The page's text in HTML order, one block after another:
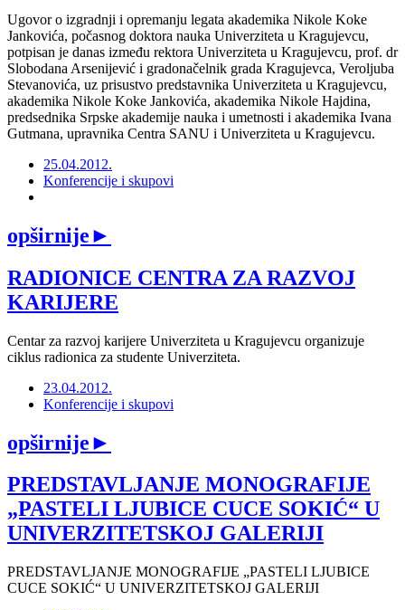
Ugovor o izgradnji i opremanju legata akademika Nikole Koke
Jankovića, počasnog doktora nauka Univerziteta u Kragujevcu,
potpisan je danas između rektora Univerziteta u Kragujevcu, prof. dr
Slobodana Arsenijević i gradonačelnik grada Kragujevca, Veroljuba
Stevanovića, uz prisustvo predstavnika Univerziteta u Kragujevcu,
akademika Nikole Koke Jankovića, akademika Nikole Hajdina,
predsednika Srpske akademije nauka i umetnosti i akademika Ivana
Gutmana, upravnika Centra SANU i Univerziteta u Kragujevcu.
25.04.2012.
Konferencije i skupovi
opširnije►
RADIONICE CENTRA ZA RAZVOJ
KARIJERE
Centar za razvoj karijere Univerziteta u Kragujevcu organizuje
ciklus radionica za studente Univerziteta.
23.04.2012.
Konferencije i skupovi
opširnije►
PREDSTAVLJANJE MONOGRAFIJE
„PASTELI LJUBICE CUCE SOKIĆ“ U
UNIVERZITETSKOJ GALERIJI
PREDSTAVLJANJE MONOGRAFIJE „PASTELI LJUBICE
CUCE SOKIĆ“ U UNIVERZITETSKOJ GALERIJI